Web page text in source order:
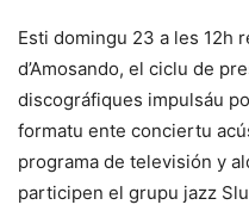
Esti domingu 23 a les 12h
d’Amosando, el ciclu de
discográfiques impulsáu
formatu ente conciertu
programa de televisión y
participen el grupu jazz